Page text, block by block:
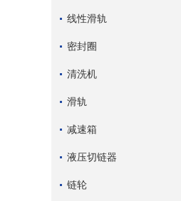
线性滑轨
密封圈
清洗机
滑轨
减速箱
液压切链器
链轮